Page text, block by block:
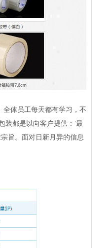
体员工每天都有学习，不
装都是以向客户提供：‘最
旨。面对日新月异的信息